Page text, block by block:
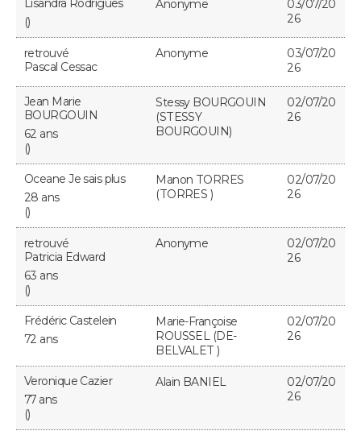
Lisandra Rodrigues
()
Anonyme
03/07/20
26
retrouvé
Pascal Cessac
Anonyme
03/07/20
26
Jean Marie
BOURGOUIN
62 ans
()
Stessy BOURGOUIN
(STESSY
BOURGOUIN)
02/07/20
26
Oceane Je sais plus
28 ans
()
Manon TORRES
(TORRES )
02/07/20
26
retrouvé
Patricia Edward
63 ans
()
Anonyme
02/07/20
26
Frédéric Castelein
72 ans
Marie-Françoise
ROUSSEL (DE-
BELVALET )
02/07/20
26
Veronique Cazier
77 ans
()
Alain BANIEL
02/07/20
26